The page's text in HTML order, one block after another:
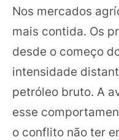
Nos mercados
mais contida. Os
desde o começo
intensidade
petróleo bruto. A
esse
o conflito não ter